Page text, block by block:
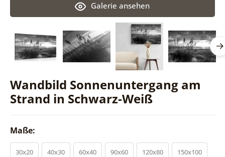
Wandbild Sonnenuntergang am
Strand in Schwarz-Weiß
Galerie ansehen
Maße:
30x20 40x30 60x40 90x60 120x80 150x100